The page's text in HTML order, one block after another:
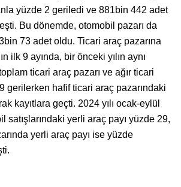
yüzde 2 geriledi ve 881bin 442 adet
Bu dönemde, otomobil pazarı da
73 adet oldu. Ticari araç pazarına
ilk 9 ayında, bir önceki yılın aynı
ticari araç pazarı ve ağır ticari
gerilerken hafif ticari araç pazarındaki
kayıtlara geçti. 2024 yılı ocak-eylül
satışlarındaki yerli araç payı yüzde 29,
yerli araç payı ise yüzde